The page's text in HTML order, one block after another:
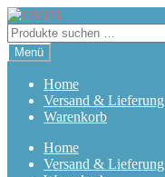
Zur
Navigation
springen
Zum
Inhalt
springen
Suchen
nach:
Menü
Home
Versand & Lieferung
Warenkorb
Home
Versand & Lieferung